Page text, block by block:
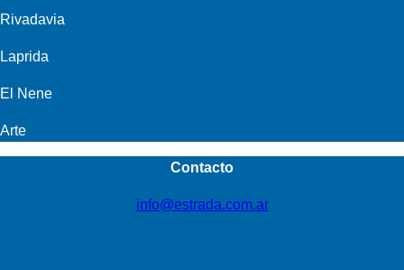
Rivadavia
Laprida
El Nene
Arte
Contacto
info@estrada.com.ar